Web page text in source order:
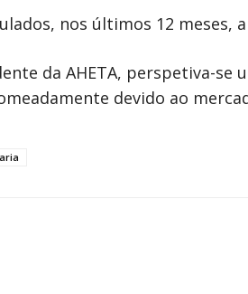
nos últimos 12 meses,
da AHETA, perspetiva-
devido ao